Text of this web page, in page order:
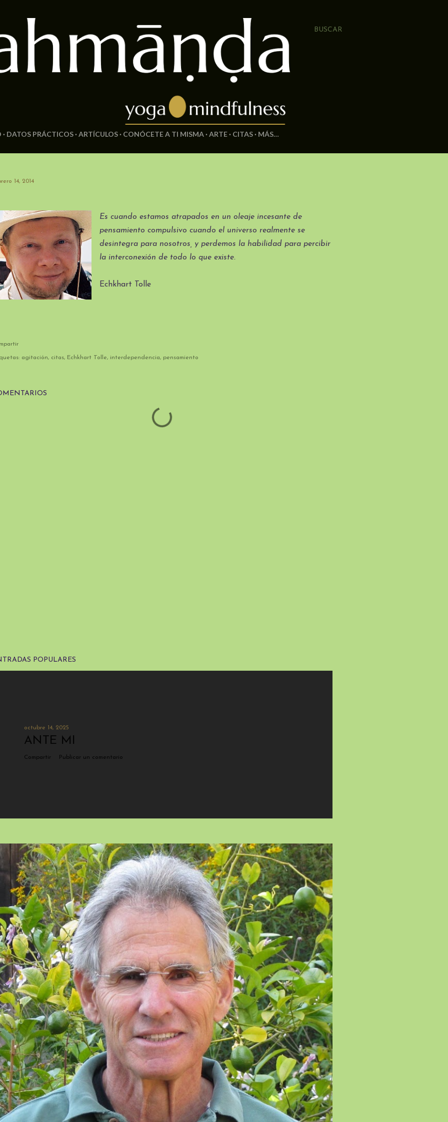
BUSCAR
DATOS PRÁCTICOS ARTÍCULOS CONÓCETE A TI MISMA ARTE CITAS MÁS…
14, 2014
Es cuando estamos atrapados en un oleaje incesante de
pensamiento compulsivo cuando el universo realmente se
desintegra para nosotros, y perdemos la habilidad para percibir
la interconexión de todo lo que existe.
Echkhart Tolle
agitación citas Echkhart Tolle interdependencia pensamiento
POPULARES
octubre 14, 2025
ANTE MI
Compartir Publicar un comentario